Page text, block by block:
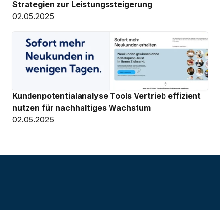
Strategien zur Leistungssteigerung
02.05.2025
Kundenpotentialanalyse Tools Vertrieb effizient
nutzen für nachhaltiges Wachstum
02.05.2025